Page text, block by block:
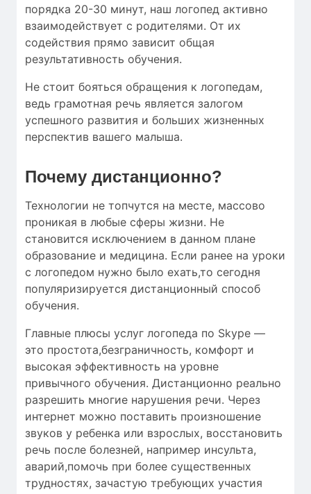
порядка 20-30 минут, наш логопед активно
взаимодействует с родителями. От их
содействия прямо зависит общая
результативность обучения.
Не стоит бояться обращения к логопедам,
ведь грамотная речь является залогом
успешного развития и больших жизненных
перспектив вашего малыша.
Почему дистанционно?
Технологии не топчутся на месте, массово
проникая в любые сферы жизни. Не
становится исключением в данном плане
образование и медицина. Если ранее на уроки
с логопедом нужно было ехать,то сегодня
популяризируется дистанционный способ
обучения.
Главные плюсы услуг логопеда по Skype —
это простота,безграничность, комфорт и
высокая эффективность на уровне
привычного обучения. Дистанционно реально
разрешить многие нарушения речи. Через
интернет можно поставить произношение
звуков у ребенка или взрослых, восстановить
речь после болезней, например инсульта,
аварий,помочь при более существенных
трудностях, зачастую требующих участия